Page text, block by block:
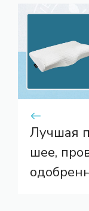
Лучшая
шее,